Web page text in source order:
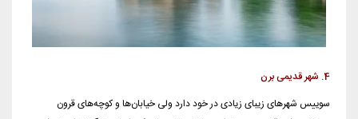
4. شهر قدیمی برن
سوییس شهرهای زیبای زیادی در خود دارد ولی خیابان‌ها و کوچه‌های قرون